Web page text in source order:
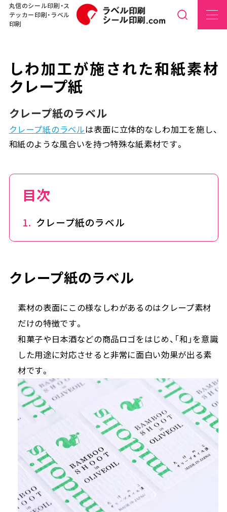
丸信のシール印刷・ス
テッカー印刷・ラベル
印刷
しわ加工が施された和紙素材
クレープ紙
クレープ紙のラベル
クレープ紙のラベルは表面に立体的なしわ加工を施し、
和紙のような風合いを持つ特殊な紙素材です。
目次
クレープ紙のラベル
クレープ紙のラベル
素材の表面にこの様なしわがあるのはクレープ素材
だけの特徴です。
和菓子や日本酒などの商品ロゴをはじめ、「和」を意識
した用途に対応させると非常に面白い効果が出る素
材です。